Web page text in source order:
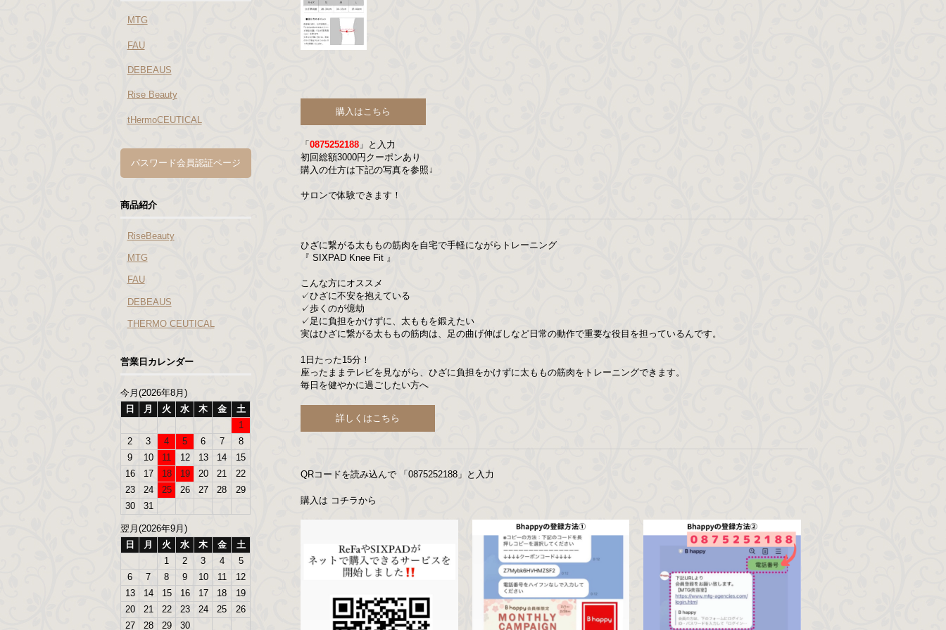
購入はこちら
「 0875252188 」と入力
初回総額3000円クーポンあり
購入の仕方は下記の写真を参照↓
サロンで体験できます！
ひざに繋がる太ももの筋肉を自宅で手軽にながらトレーニング
『 SIXPAD Knee Fit 』
こんな方にオススメ
✓ひざに不安を抱えている
✓歩くのが億劫
✓足に負担をかけずに、太ももを鍛えたい
実はひざに繋がる太ももの筋肉は、足の曲げ伸ばしなど日常の動作で重要な役目を担っているんです。
1日たった15分！
座ったままテレビを見ながら、ひざに負担をかけずに太ももの筋肉をトレーニングできます。
毎日を健やかに過ごしたい方へ
詳しくはこちら
QRコードを読み込んで 「 0875252188 」と入力
購入は コチラから
MTG
FAU
DEBEAUS
Rise Beauty
tHermoCEUTICAL
パスワード会員認証ページ
商品紹介
RiseBeauty
MTG
FAU
DEBEAUS
THERMO CEUTICAL
営業日カレンダー
今月(2026年8月)
日
月 火 水 木 金
土
1
2
3 4 5 6 7
8
9
10 11 12 13 14
15
16
17 18 19 20 21
22
23
24 25 26 27 28
29
30
31
翌月(2026年9月)
日
月 火 水 木 金
土
1
2 3 4
5
6
7 8 9 10 11
12
13
14 15 16 17 18
19
20
21 22 23 24 25
26
27
28 29 30